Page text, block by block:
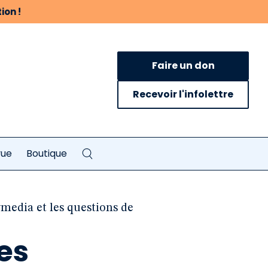
!
Faire un don
Recevoir l'infolettre
Boutique
et les questions de